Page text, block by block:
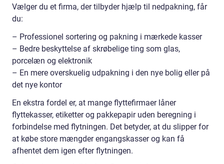
Vælger du et firma, der tilbyder hjælp til nedpakning, får
du:
– Professionel sortering og pakning i mærkede kasser
– Bedre beskyttelse af skrøbelige ting som glas,
porcelæn og elektronik
– En mere overskuelig udpakning i den nye bolig eller på
det nye kontor
En ekstra fordel er, at mange flyttefirmaer låner
flyttekasser, etiketter og pakkepapir uden beregning i
forbindelse med flytningen. Det betyder, at du slipper for
at købe store mængder engangskasser og kan få
afhentet dem igen efter flytningen.